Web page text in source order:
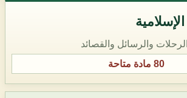
والرسائل والقصائد
80 مادة متاحة